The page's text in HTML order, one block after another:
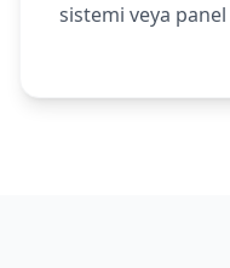
sistemi veya